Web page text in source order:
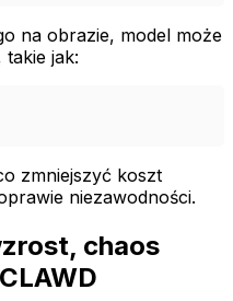
na obrazie, model może
jak:
zmniejszyć koszt
niezawodności.
chaos